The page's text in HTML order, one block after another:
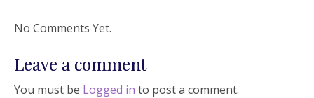
No Comments Yet.
Leave a comment
You must be Logged in to post a comment.